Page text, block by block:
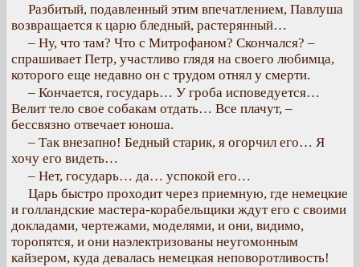
Разбитый, подавленный этим впечатлением, Павлуша
возвращается к царю бледный, растерянный…
– Ну, что там? Что с Митрофаном? Скончался? –
спрашивает Петр, участливо глядя на своего любимца,
которого еще недавно он с трудом отнял у смерти.
– Кончается, государь… У гроба исповедуется…
Велит тело свое собакам отдать… Все плачут, –
бессвязно отвечает юноша.
– Так внезапно! Бедный старик, я огорчил его… Я
хочу его видеть…
– Нет, государь… да… успокой его…
Царь быстро проходит через приемную, где немецкие
и голландские мастера-корабельщики ждут его с своими
докладами, чертежами, моделями, и они, видимо,
торопятся, и они наэлектризованы неугомонным
кайзером, куда девалась немецкая неповоротливость!